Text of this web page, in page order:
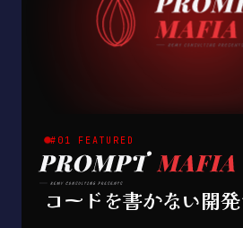
#01 FEATURED
コードを書かない開